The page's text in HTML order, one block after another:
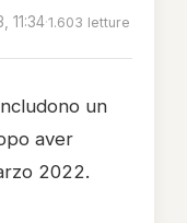
11:34·1.603 letture
un
aver
2022.